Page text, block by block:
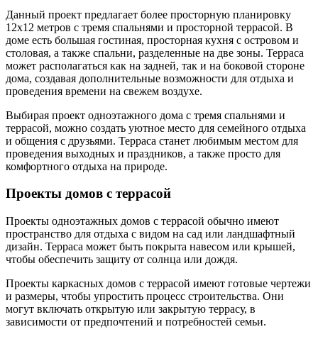
Данный проект предлагает более просторную планировку
12х12 метров с тремя спальнями и просторной террасой. В
доме есть большая гостиная, просторная кухня с островом и
столовая, а также спальни, разделенные на две зоны. Терраса
может располагаться как на задней, так и на боковой стороне
дома, создавая дополнительные возможности для отдыха и
проведения времени на свежем воздухе.
Выбирая проект одноэтажного дома с тремя спальнями и
террасой, можно создать уютное место для семейного отдыха
и общения с друзьями. Терраса станет любимым местом для
проведения выходных и праздников, а также просто для
комфортного отдыха на природе.
Проекты домов с террасой
Проекты одноэтажных домов с террасой обычно имеют
пространство для отдыха с видом на сад или ландшафтный
дизайн. Терраса может быть покрыта навесом или крышей,
чтобы обеспечить защиту от солнца или дождя.
Проекты каркасных домов с террасой имеют готовые чертежи
и размеры, чтобы упростить процесс строительства. Они
могут включать открытую или закрытую террасу, в
зависимости от предпочтений и потребностей семьи.